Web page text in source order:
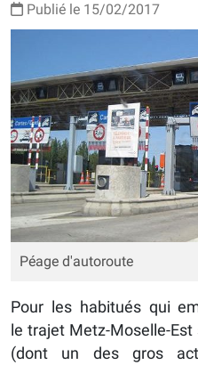
Publié le 15/02/2017
Péage d'autoroute
Pour les habitués qui
le trajet Metz-Moselle-
(dont un des gros